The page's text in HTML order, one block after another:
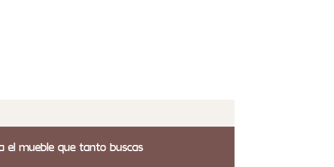
el mueble que tanto buscas